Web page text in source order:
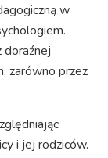
w
doraźnej
zarówno przez
i jej rodziców.